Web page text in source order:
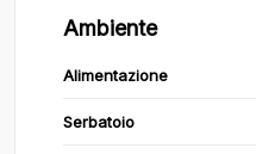
Ambiente
Alimentazione
Serbatoio